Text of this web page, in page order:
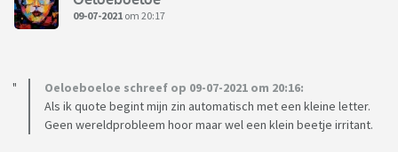
09-07-2021 om 20:17
Oeloeboeloe schreef op 09-07-2021 om 20:16:
Als ik quote begint mijn zin automatisch met een kleine letter.
Geen wereldprobleem hoor maar wel een klein beetje irritant.